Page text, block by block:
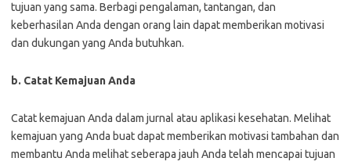
tujuan yang sama. Berbagi pengalaman, tantangan, dan
keberhasilan Anda dengan orang lain dapat memberikan motivasi
dan dukungan yang Anda butuhkan.
b. Catat Kemajuan Anda
Catat kemajuan Anda dalam jurnal atau aplikasi kesehatan. Melihat
kemajuan yang Anda buat dapat memberikan motivasi tambahan dan
membantu Anda melihat seberapa jauh Anda telah mencapai tujuan